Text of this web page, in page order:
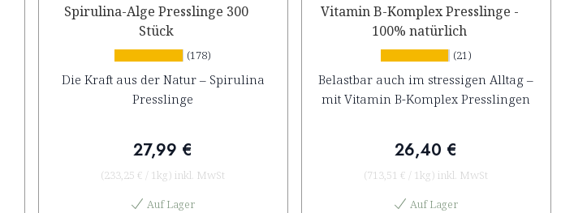
Spirulina-Alge Presslinge 300
Stück
(178)
Die Kraft aus der Natur – Spirulina
Presslinge
27,99 €
(233,25 € / 1kg) inkl. MwSt
Auf Lager
Vitamin B-Komplex Presslinge -
100% natürlich
(21)
Belastbar auch im stressigen Alltag –
mit Vitamin B-Komplex Presslingen
26,40 €
(713,51 € / 1kg) inkl. MwSt
Auf Lager